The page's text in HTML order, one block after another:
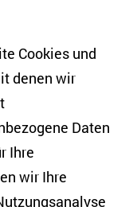
Cookies und
denen wir
Daten
Ihre
wir Ihre